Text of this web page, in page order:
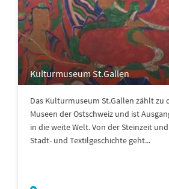
Kulturmuseum St.Gallen
Das Kulturmuseum St.Gallen zählt zu
Museen der Ostschweiz und ist
in die weite Welt. Von der Steinzeit
Stadt- und Textilgeschichte geht...